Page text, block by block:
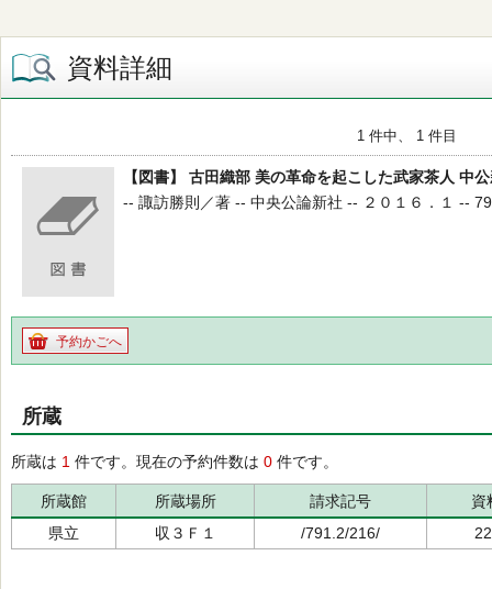
資料詳細
1 件中、 1 件目
【図書】 古田織部 美の革命を起こした武家茶人 中
-- 諏訪勝則／著 -- 中央公論新社 -- ２０１６．１ --
予約かごへ
所蔵
所蔵は 1 件です。現在の予約件数は 0 件です。
所蔵館 所蔵場所 請求記号
資
県立
収３Ｆ１ /791.2/216/